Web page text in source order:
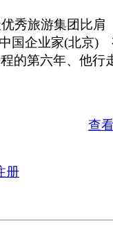
秀旅游集团比肩
国企业家(北京)
的第六年、他行
查
册